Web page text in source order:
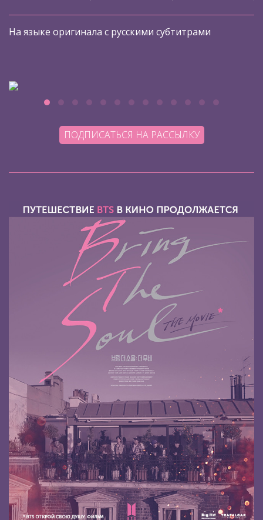
На языке оригинала с русскими субтитрами
ПОДПИСАТЬСЯ НА РАССЫЛКУ